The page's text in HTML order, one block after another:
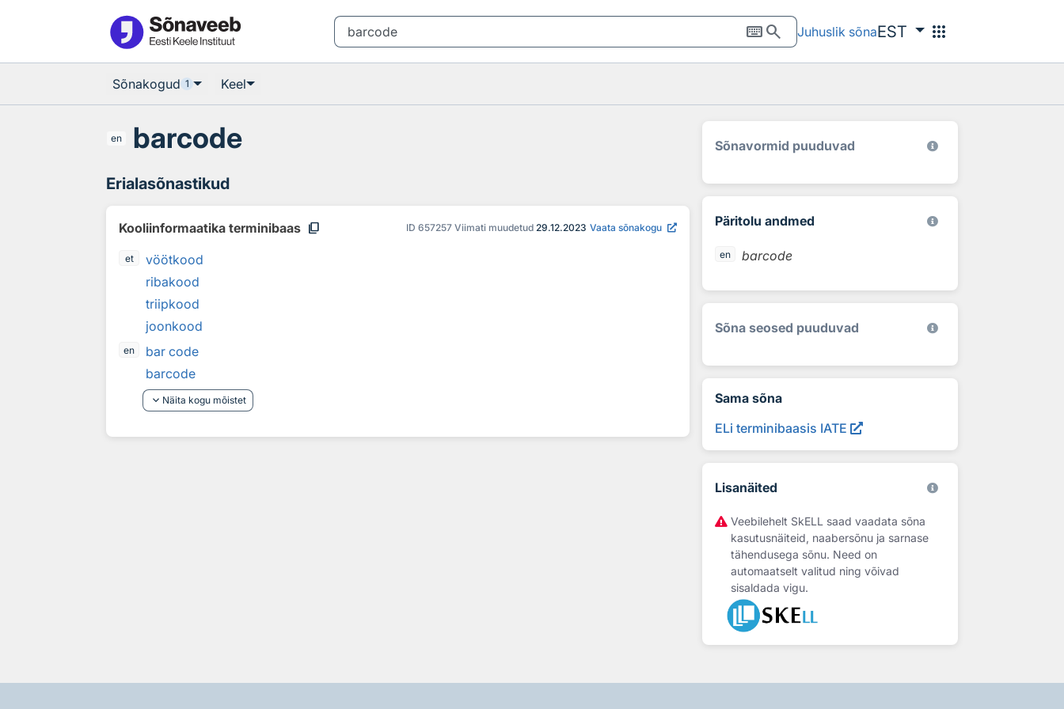
keyboardsearch Juhuslik sõnaEST apps
Sõnakogud 1 Keel
en barcode
Erialasõnastikud
Kooliinformaatika terminibaas content_copy ID 657257 Viimati muudetud 29.12.2023 Vaata sõnakogu
et
vöötkood
ribakood
triipkood
joonkood
en
bar code
barcode
keyboard_arrow_down Näita kogu mõistet
Sõnavormid puuduvad
Päritolu andmed
en barcode
Sõna seosed puuduvad
Sama sõna
ELi terminibaasis IATE
Lisanäited
Veebilehelt SkELL saad vaadata sõna
kasutusnäiteid, naabersõnu ja sarnase
tähendusega sõnu. Need on
automaatselt valitud ning võivad
sisaldada vigu.